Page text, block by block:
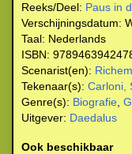
Reeks/Deel: Paus in
Verschijningsdatum:
Taal: Nederlands
ISBN:
Scenarist(en):
Tekenaar(s): Carloni,
Genre(s): Biografie
Uitgever: Daedalus
Ook beschikbaar